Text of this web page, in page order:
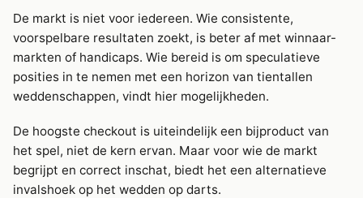
De markt is niet voor iedereen. Wie consistente,
voorspelbare resultaten zoekt, is beter af met winnaar-
markten of handicaps. Wie bereid is om speculatieve
posities in te nemen met een horizon van tientallen
weddenschappen, vindt hier mogelijkheden.
De hoogste checkout is uiteindelijk een bijproduct van
het spel, niet de kern ervan. Maar voor wie de markt
begrijpt en correct inschat, biedt het een alternatieve
invalshoek op het wedden op darts.